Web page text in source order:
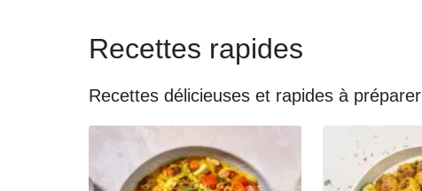
Recettes rapides
Recettes délicieuses et rapides à préparer